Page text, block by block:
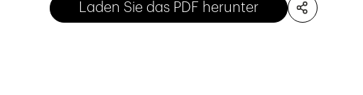
Laden Sie das PDF herunter